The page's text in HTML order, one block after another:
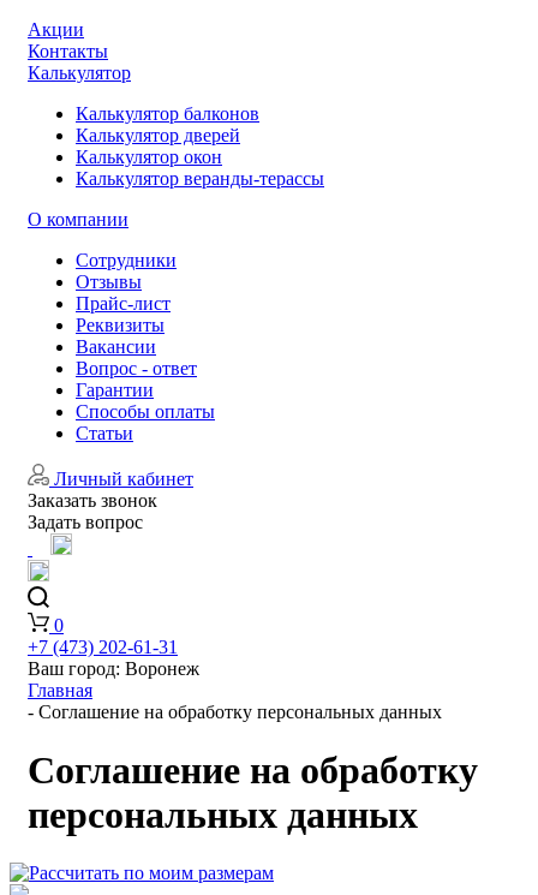
Акции
Контакты
Калькулятор
Калькулятор балконов
Калькулятор дверей
Калькулятор окон
Калькулятор веранды-терассы
О компании
Сотрудники
Отзывы
Прайс-лист
Реквизиты
Вакансии
Вопрос - ответ
Гарантии
Способы оплаты
Статьи
Личный кабинет
Заказать звонок
Задать вопрос
0
+7 (473) 202-61-31
Ваш город: Воронеж
Главная
- Соглашение на обработку персональных данных
Соглашение на обработку
персональных данных